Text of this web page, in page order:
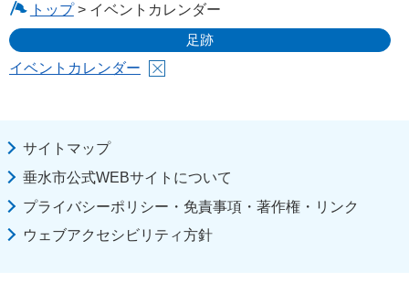
トップ> イベントカレンダー
足跡
イベントカレンダー
サイトマップ
垂水市公式WEBサイトについて
プライバシーポリシー・免責事項・著作権・リンク
ウェブアクセシビリティ方針